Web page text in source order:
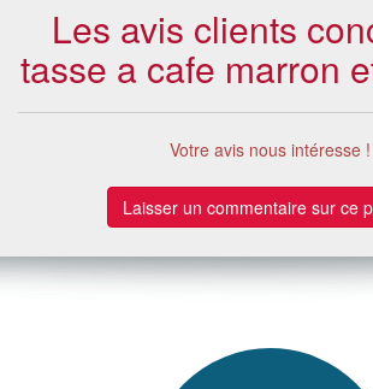
Les avis clients
tasse a cafe marron
Votre avis nous intéresse !
Laisser un commentaire sur ce